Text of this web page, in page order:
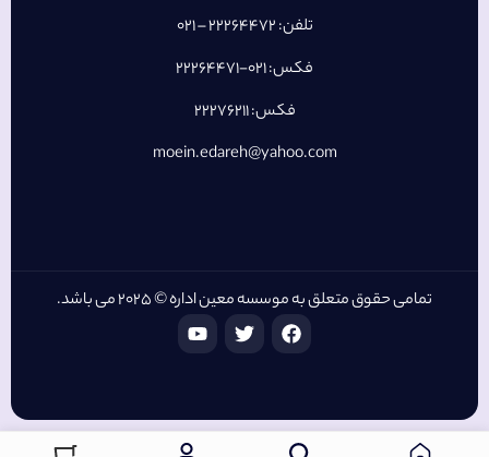
تلفن: 22264472 – 021
فکس: 021-22264471
فکس: 22276211
moein.edareh@yahoo.com
تمامی حقوق متعلق به موسسه معین اداره © 2025 می باشد.